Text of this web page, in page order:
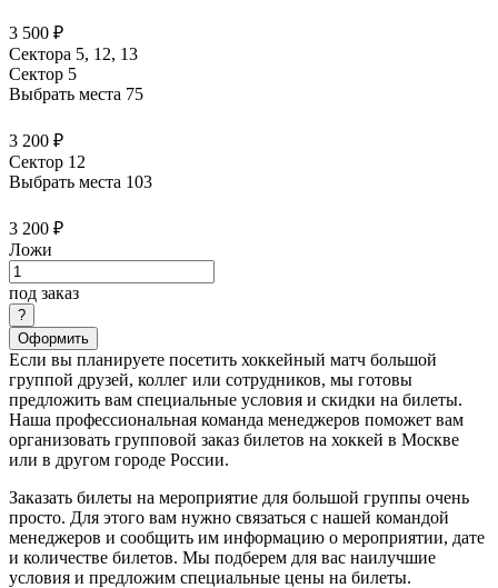
3 500 ₽
Сектора 5, 12, 13
Сектор 5
Выбрать места 75
3 200 ₽
Сектор 12
Выбрать места 103
3 200 ₽
Ложи
под заказ
Оформить
Если вы планируете посетить хоккейный матч большой
группой друзей, коллег или сотрудников, мы готовы
предложить вам специальные условия и скидки на билеты.
Наша профессиональная команда менеджеров поможет вам
организовать групповой заказ билетов на хоккей в Москве
или в другом городе России.
Заказать билеты на мероприятие для большой группы очень
просто. Для этого вам нужно связаться с нашей командой
менеджеров и сообщить им информацию о мероприятии, дате
и количестве билетов. Мы подберем для вас наилучшие
условия и предложим специальные цены на билеты.